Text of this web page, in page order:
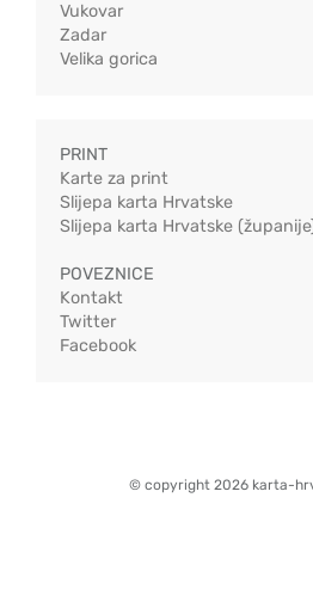
Vukovar
Zadar
Velika gorica
PRINT
Karte za print
Slijepa karta Hrvatske
Slijepa karta Hrvatske
POVEZNICE
Kontakt
Twitter
Facebook
© copyright 2026 karta-